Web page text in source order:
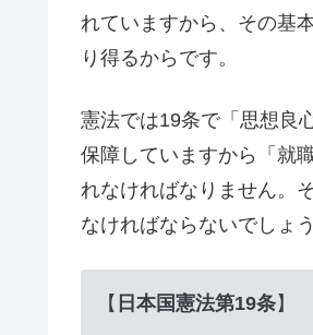
れていますから、その基
り得るからです。
憲法では19条で「思想良
保障していますから「就
れなければなりません。
なければならないでしょう
【 日本国憲法第19条】